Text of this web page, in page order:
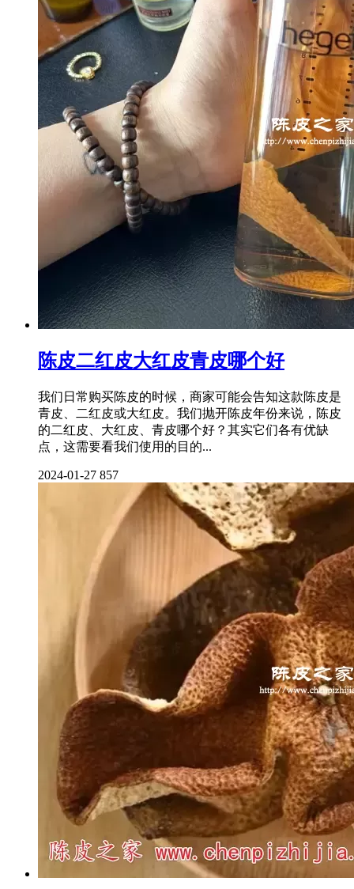
陈皮二红皮大红皮青皮哪个好
我们日常购买陈皮的时候，商家可能会告知这款陈皮是
青皮、二红皮或大红皮。我们抛开陈皮年份来说，陈皮
的二红皮、大红皮、青皮哪个好？其实它们各有优缺
点，这需要看我们使用的目的...
2024-01-27 857